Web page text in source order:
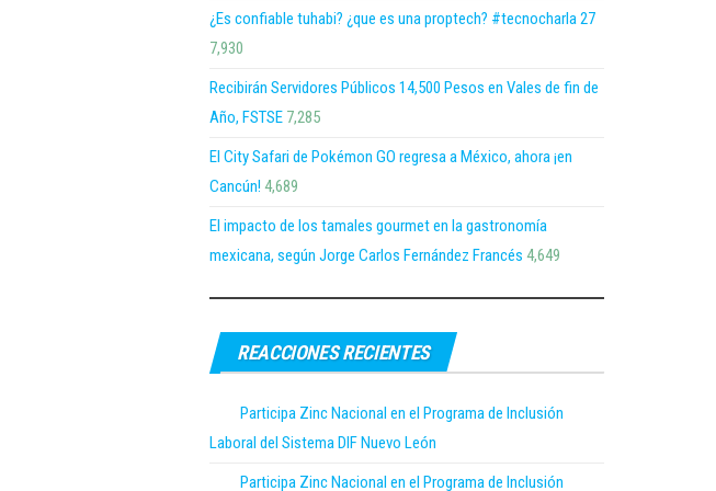
¿Es confiable tuhabi? ¿que es una proptech? #tecnocharla 27
7,930
Recibirán Servidores Públicos 14,500 Pesos en Vales de fin de
Año, FSTSE 7,285
El City Safari de Pokémon GO regresa a México, ahora ¡en
Cancún! 4,689
El impacto de los tamales gourmet en la gastronomía
mexicana, según Jorge Carlos Fernández Francés 4,649
REACCIONES RECIENTES
Participa Zinc Nacional en el Programa de Inclusión
Laboral del Sistema DIF Nuevo León
Participa Zinc Nacional en el Programa de Inclusión